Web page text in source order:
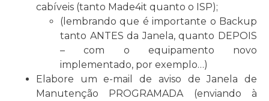
cabíveis (tanto Made4it quanto o ISP);
(lembrando que é importante o Backup
tanto ANTES da Janela, quanto DEPOIS
– com o equipamento novo
implementado, por exemplo…)
Elabore um e-mail de aviso de Janela de
Manutenção PROGRAMADA (enviando à